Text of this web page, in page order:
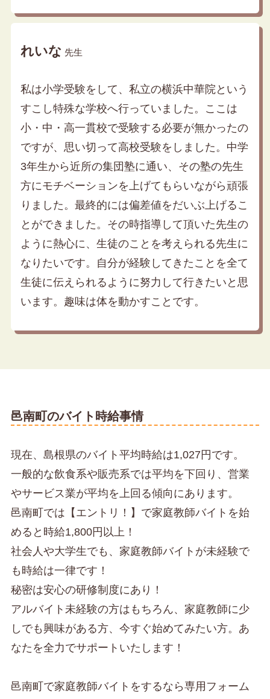
れいな 先生
私は小学受験をして、私立の横浜中華院という
すこし特殊な学校へ行っていました。ここは
小・中・高一貫校で受験する必要が無かったの
ですが、思い切って高校受験をしました。中学
3年生から近所の集団塾に通い、その塾の先生
方にモチベーションを上げてもらいながら頑張
りました。最終的には偏差値をだいぶ上げるこ
とができました。その時指導して頂いた先生の
ように熱心に、生徒のことを考えられる先生に
なりたいです。自分が経験してきたことを全て
生徒に伝えられるように努力して行きたいと思
います。趣味は体を動かすことです。
邑南町のバイト時給事情
現在、島根県のバイト平均時給は1,027円です。
一般的な飲食系や販売系では平均を下回り、営業
やサービス業が平均を上回る傾向にあります。
邑南町では【エントリ！】で家庭教師バイトを始
めると時給1,800円以上！
社会人や大学生でも、家庭教師バイトが未経験で
も時給は一律です！
秘密は安心の研修制度にあり！
アルバイト未経験の方はもちろん、家庭教師に少
しでも興味がある方、今すぐ始めてみたい方。あ
なたを全力でサポートいたします！
邑南町で家庭教師バイトをするなら専用フォーム